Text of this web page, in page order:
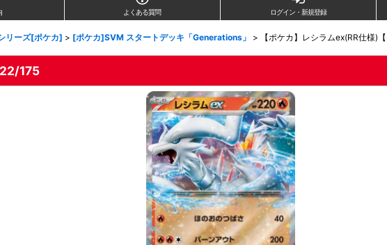
よくある質問 ログイン・新規登録
リーズ[ポケカ] > [ポケカ]SVM スタートデッキ「Generations」 > 【ポケカ】レシラムex(RR仕様)
175